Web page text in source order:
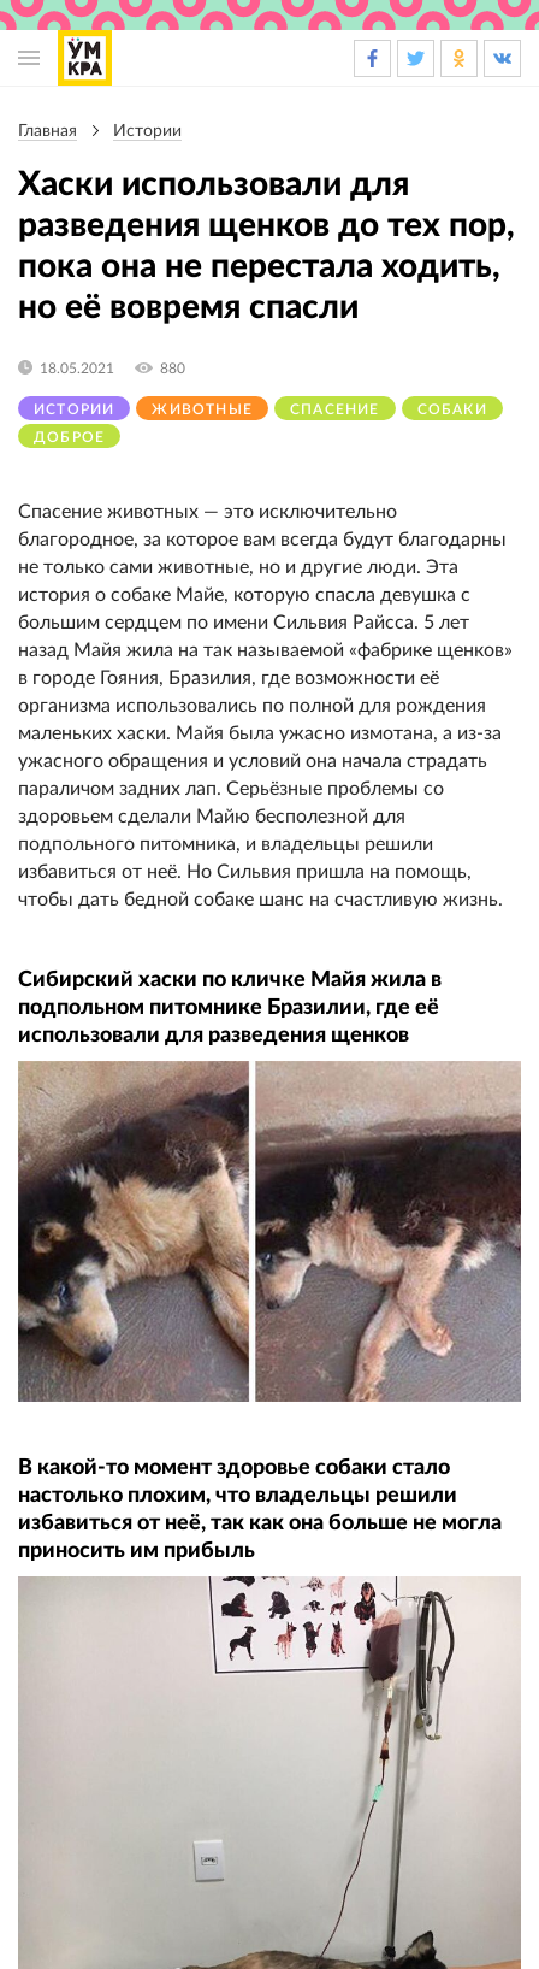
навигации
Главная Истории
Хаски использовали для
разведения щенков до тех пор,
пока она не перестала ходить,
но её вовремя спасли
ИСТОРИИ ЖИВОТНЫЕ СПАСЕНИЕ
СОБАКИ
ДОБРОЕ
18.05.2021 880
Спасение животных — это исключительно
благородное, за которое вам всегда будут благодарны
не только сами животные, но и другие люди. Эта
история о собаке Майе, которую спасла девушка с
большим сердцем по имени Сильвия Райсса. 5 лет
назад Майя жила на так называемой «фабрике щенков»
в городе Гояния, Бразилия, где возможности её
организма использовались по полной для рождения
маленьких хаски. Майя была ужасно измотана, а из-за
ужасного обращения и условий она начала страдать
параличом задних лап. Серьёзные проблемы со
здоровьем сделали Майю бесполезной для
подпольного питомника, и владельцы решили
избавиться от неё. Но Сильвия пришла на помощь,
чтобы дать бедной собаке шанс на счастливую жизнь.
Сибирский хаски по кличке Майя жила в
подпольном питомнике Бразилии, где её
использовали для разведения щенков
В какой-то момент здоровье собаки стало
настолько плохим, что владельцы решили
избавиться от неё, так как она больше не могла
приносить им прибыль